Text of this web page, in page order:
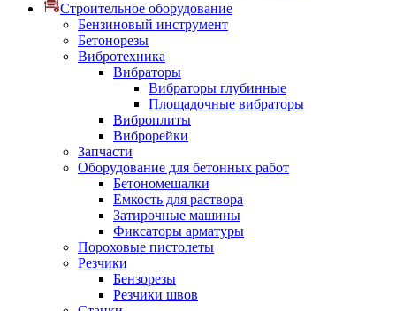
Строительное оборудование
Бензиновый инструмент
Бетонорезы
Вибротехника
Вибраторы
Вибраторы глубинные
Площадочные вибраторы
Виброплиты
Виброрейки
Запчасти
Оборудование для бетонных работ
Бетономешалки
Емкость для раствора
Затирочные машины
Фиксаторы арматуры
Пороховые пистолеты
Резчики
Бензорезы
Резчики швов